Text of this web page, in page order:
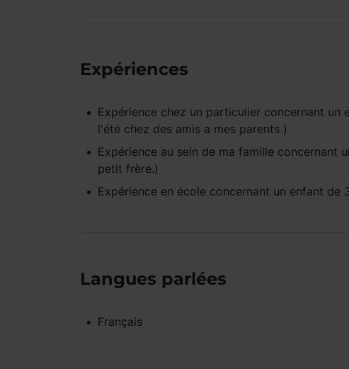
Expériences
Expérience chez un particulierconcernant un
l'été chez des amis a mes parents )
Expérience au sein de ma familleconcernant
petit frère.)
Expérience en écoleconcernant un enfant de
Langues parlées
Français